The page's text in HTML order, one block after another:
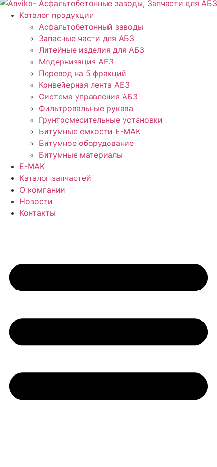
Каталог продукции
Асфальтобетонный заводы
Запасные части для АБЗ
Литейные изделия для АБЗ
Модернизация АБЗ
Перевод на 5 фракций
Конвейерная лента АБЗ
Система управления АБЗ
Фильтровальные рукава
Грунтосмесительные установки
Битумные емкости E-MAK
Битумное оборудование
Битумные материалы
E-MAK
Каталог запчастей
О компании
Новости
Контакты